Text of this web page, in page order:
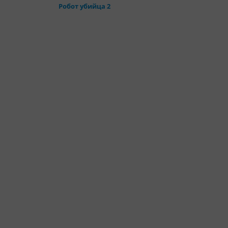
Робот убийца 2